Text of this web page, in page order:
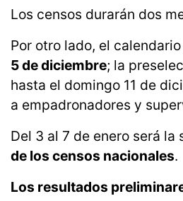
Los censos durarán dos
Por otro lado, el
5 de diciembre; la
hasta el domingo 11 de
a empadronadores y
Del 3 al 7 de enero será
de los censos nacionales.
Los resultados